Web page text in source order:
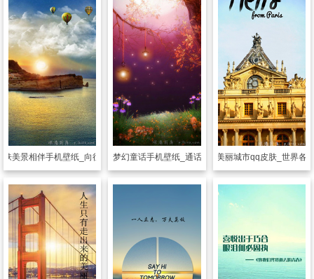
肤美景相伴手机壁纸_向往的美景
透明皮肤 梦幻童话手机壁纸_通话中的美景
透明皮肤 美丽城市qq皮肤_世界各